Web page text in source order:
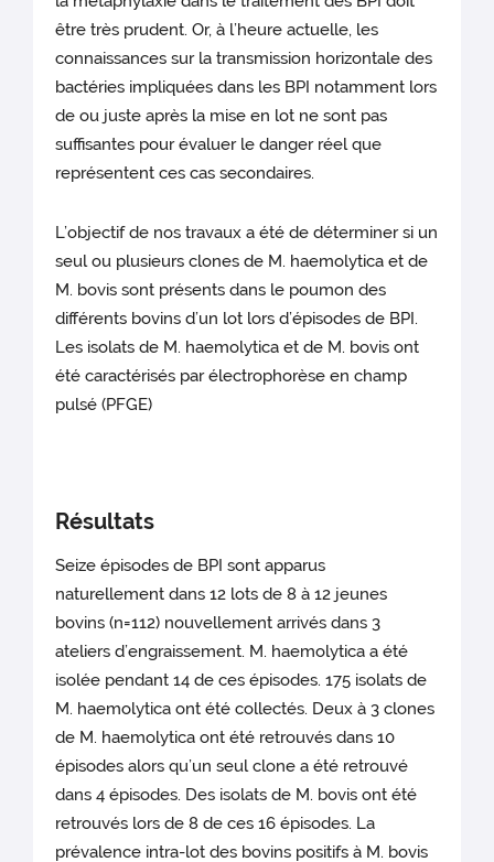
être très prudent. Or, à l’heure actuelle, les
connaissances sur la transmission horizontale des
bactéries impliquées dans les BPI notamment lors
de ou juste après la mise en lot ne sont pas
suffisantes pour évaluer le danger réel que
représentent ces cas secondaires.
L’objectif de nos travaux a été de déterminer si un
seul ou plusieurs clones de M. haemolytica et de
M. bovis sont présents dans le poumon des
différents bovins d’un lot lors d’épisodes de BPI.
Les isolats de M. haemolytica et de M. bovis ont
été caractérisés par électrophorèse en champ
pulsé (PFGE)
Résultats
Seize épisodes de BPI sont apparus
naturellement dans 12 lots de 8 à 12 jeunes
bovins (n=112) nouvellement arrivés dans 3
ateliers d’engraissement. M. haemolytica a été
isolée pendant 14 de ces épisodes. 175 isolats de
M. haemolytica ont été collectés. Deux à 3 clones
de M. haemolytica ont été retrouvés dans 10
épisodes alors qu’un seul clone a été retrouvé
dans 4 épisodes. Des isolats de M. bovis ont été
retrouvés lors de 8 de ces 16 épisodes. La
prévalence intra-lot des bovins positifs à M. bovis